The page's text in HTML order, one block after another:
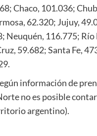
Chaco, 101.036;
62.320; Jujuy,
Neuquén, 116.775;
59.682; Santa Fe,
información de
no es posible
argentino).